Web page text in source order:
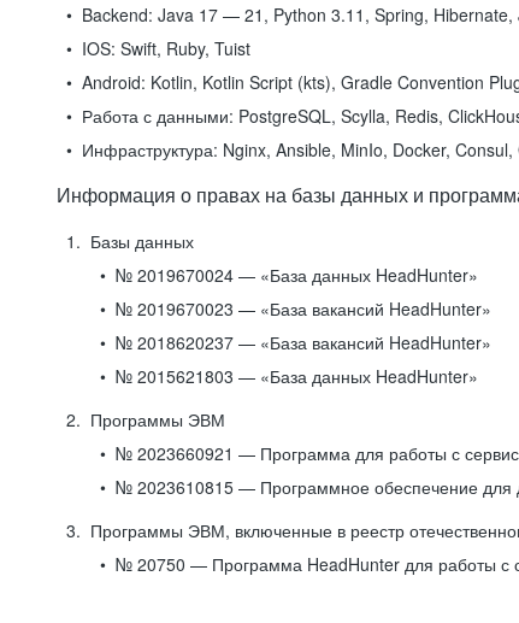
Backend: Java 17 — 21, Python 3.11, Spring, Hibernate,
IOS: Swift, Ruby, Tuist
Android: Kotlin, Kotlin Script (kts), Gradle Convention
Работа с данными: PostgreSQL, Scylla, Redis,
Инфраструктура: Nginx, Ansible, MinIo, Docker,
Информация о правах на базы данных и
Базы данных
№ 2019670024 — «База данных HeadHunter»
№ 2019670023 — «База вакансий HeadHunter»
№ 2018620237 — «База вакансий HeadHunter»
№ 2015621803 — «База данных HeadHunter»
Программы ЭВМ
№ 2023660921 — Программа для работы с
№ 2023610815 — Программное обеспечение для
Программы ЭВМ, включенные в реестр
№ 20750 — Программа HeadHunter для работы с